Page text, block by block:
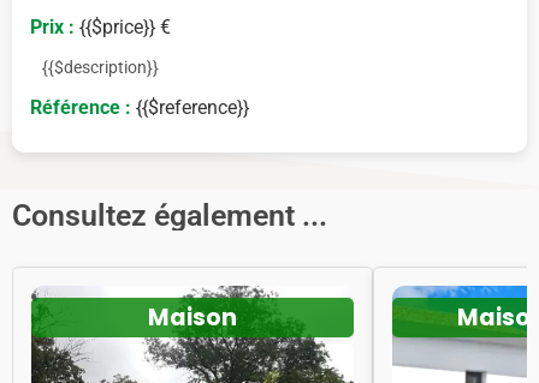
Prix : {{$price}} €
{{$description}}
Référence : {{$reference}}
Consultez également ...
Maison